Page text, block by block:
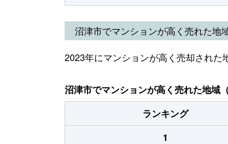
沼津市でマンションが高く売れた地
2023年にマンションが高く売却された
沼津市でマンションが高く売れた地域
ランキング
1